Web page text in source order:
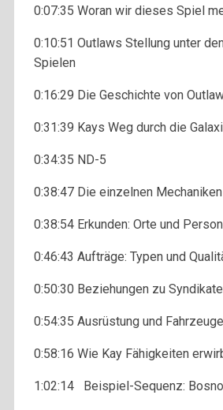
0:07:35 Woran wir dieses Spiel
0:10:51 Outlaws Stellung unter
Spielen
0:16:29 Die Geschichte von
0:31:39 Kays Weg durch die
0:34:35 ND-5
0:38:47 Die einzelnen Mechaniken
0:38:54 Erkunden: Orte und
0:46:43 Aufträge: Typen und
0:50:30 Beziehungen zu
0:54:35 Ausrüstung und
0:58:16 Wie Kay Fähigkeiten
1:02:14 Beispiel-Sequenz: